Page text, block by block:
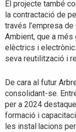
El projecte també
la contractació de
través l’empresa
Ambient, que a
elèctrics i
seva reutilització i
De cara al futur
consolidant-se.
per a 2024
formació i
les instal·lacions